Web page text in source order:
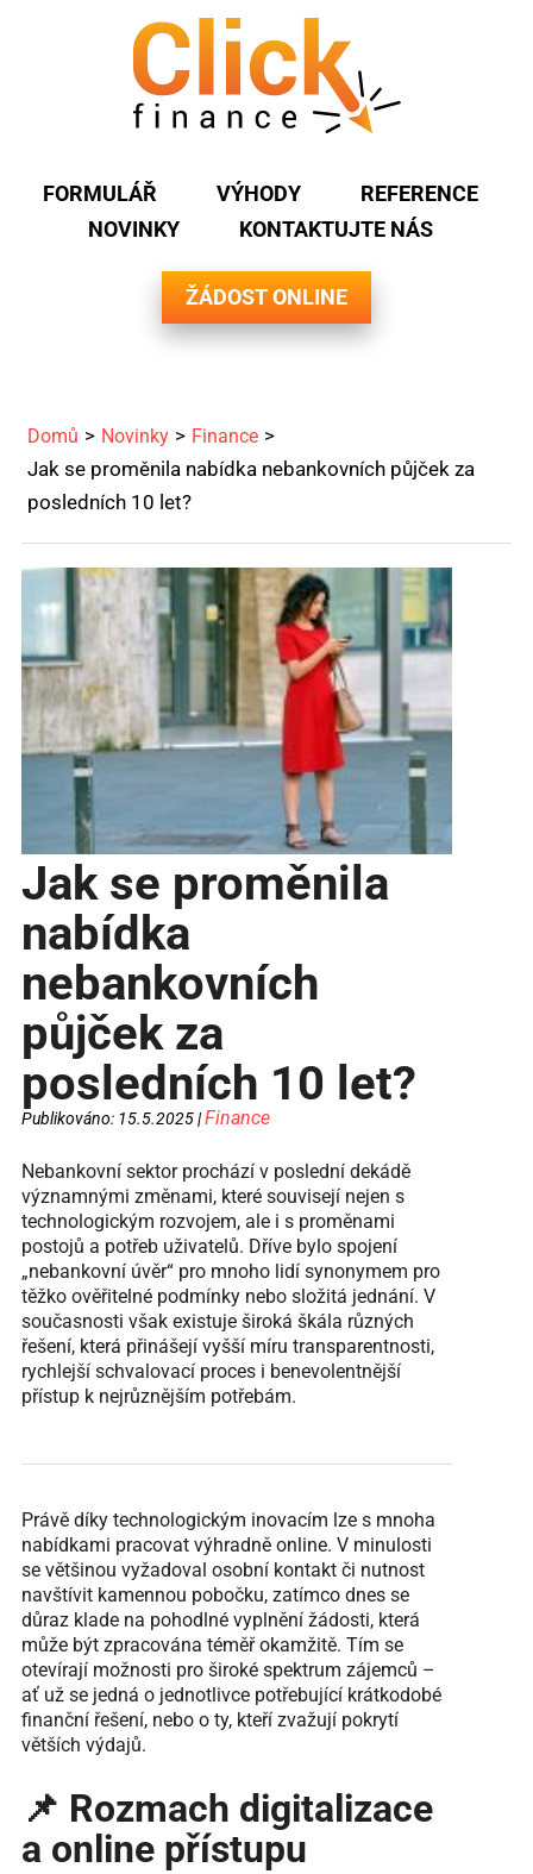
FORMULÁŘ VÝHODY
REFERENCE
NOVINKY
KONTAKTUJTE NÁS
ŽÁDOST ONLINE
Domů Novinky Finance
Jak se proměnila nabídka nebankovních půjček za
posledních 10 let?
Jak se proměnila
nabídka
nebankovních
půjček za
posledních 10 let?
Publikováno: 15.5.2025 |Finance
Nebankovní sektor prochází v poslední dekádě
významnými změnami, které souvisejí nejen s
technologickým rozvojem, ale i s proměnami
postojů a potřeb uživatelů. Dříve bylo spojení
„nebankovní úvěr“ pro mnoho lidí synonymem pro
těžko ověřitelné podmínky nebo složitá jednání. V
současnosti však existuje široká škála různých
řešení, která přinášejí vyšší míru transparentnosti,
rychlejší schvalovací proces i benevolentnější
přístup k nejrůznějším potřebám.
Právě díky technologickým inovacím lze s mnoha
nabídkami pracovat výhradně online. V minulosti
se většinou vyžadoval osobní kontakt či nutnost
navštívit kamennou pobočku, zatímco dnes se
důraz klade na pohodlné vyplnění žádosti, která
může být zpracována téměř okamžitě. Tím se
otevírají možnosti pro široké spektrum zájemců –
ať už se jedná o jednotlivce potřebující krátkodobé
finanční řešení, nebo o ty, kteří zvažují pokrytí
větších výdajů.
📌 Rozmach digitalizace
a online přístupu